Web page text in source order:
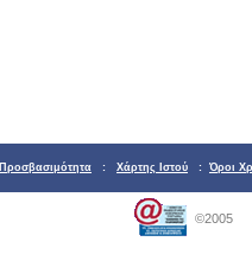
Προσβασιμότητα : Χάρτης Ιστού : Όροι
©2005